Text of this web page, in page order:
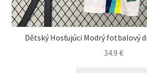
Dětský Hosťujúci Modrý fotbalový
34.9 €